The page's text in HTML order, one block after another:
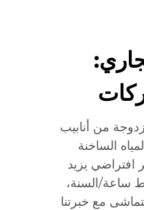
من أنابيب
بنسبة 95%) لتوفير المياه الساخنة
افتراضي يزيد
وحدة واحدة توفر 1500 كيلوواط ساعة/السنة،
مع خبرتنا